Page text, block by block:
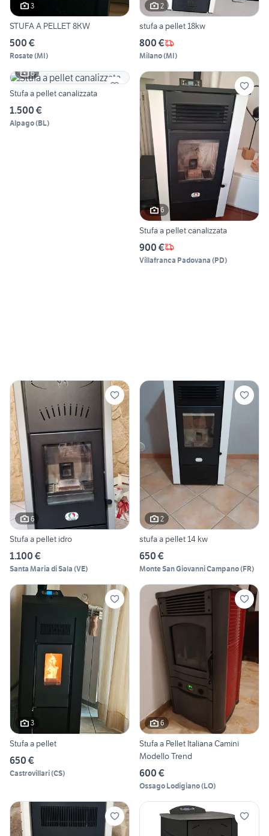
3
STUFA A PELLET 8KW
500 €
Rosate(MI)
2
stufa a pellet 18kw
800 €
Milano(MI)
6
Stufa a pellet canalizzata
1.500 €
Alpago(BL)
6
Stufa a pellet canalizzata
900 €
Villafranca Padovana (PD)
6
Stufa a pellet idro
1.100 €
Santa Maria di Sala (VE)
2
stufa a pellet 14 kw
650 €
Monte San Giovanni Campano(FR)
3
Stufa a pellet
650 €
Castrovillari(CS)
6
Stufa a Pellet Italiana Camini
Modello Trend
600 €
Ossago Lodigiano(LO)